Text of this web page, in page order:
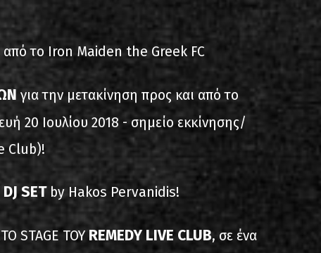
από το Iron Maiden the Greek FC
για την μετακίνηση προς και από το
20 Ιουλίου 2018 - σημείο εκκίνησης/
Club)!
SETby Hakos Pervanidis!
STAGE ΤΟΥREMEDY LIVE CLUB, σε ένα